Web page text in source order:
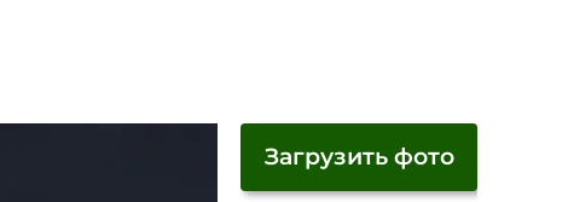
Загрузить фото